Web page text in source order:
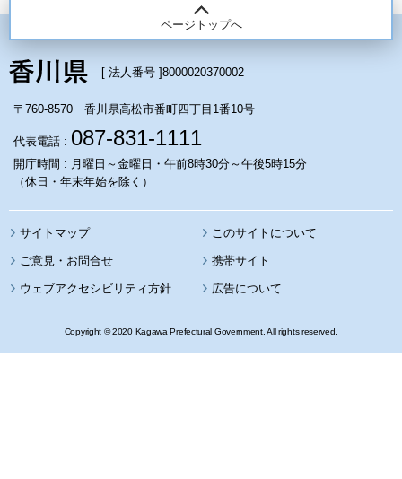
ページトップへ
[ 法人番号 ]8000020370002
〒760-8570 香川県高松市番町四丁目1番10号
代表電話 : 087-831-1111
開庁時間 : 月曜日～金曜日・午前8時30分～午後5時15分
（休日・年末年始を除く）
サイトマップ このサイトについて
携帯サイト
ウェブアクセシビリティ方針 広告について
Copyright © 2020 Kagawa Prefectural Government. All rights reserved.